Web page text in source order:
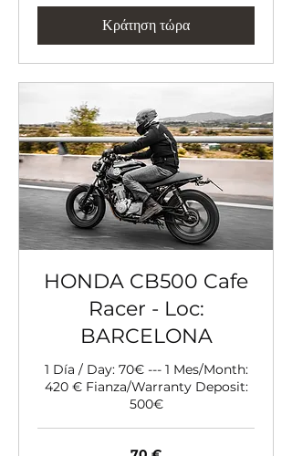
Κράτηση τώρα
HONDA CB500 Cafe
Racer - Loc:
BARCELONA
1 Día / Day: 70€ --- 1 Mes/Month:
420 € Fianza/Warranty Deposit:
500€